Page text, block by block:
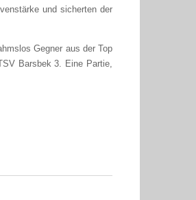
und sicherten der
Gegner aus der Top
Barsbek 3. Eine Partie,